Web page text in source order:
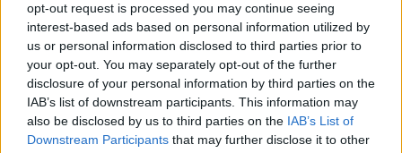
opt-out request is processed you may continue seeing
interest-based ads based on personal information utilized by
us or personal information disclosed to third parties prior to
your opt-out. You may separately opt-out of the further
disclosure of your personal information by third parties on the
IAB’s list of downstream participants. This information may
also be disclosed by us to third parties on the IAB’s List of
Downstream Participants that may further disclose it to other
GATAVOŠANAS PADOMI
Ēdam un ārstējamies ar nātrēm! Kā pareizi vākt un gatavot